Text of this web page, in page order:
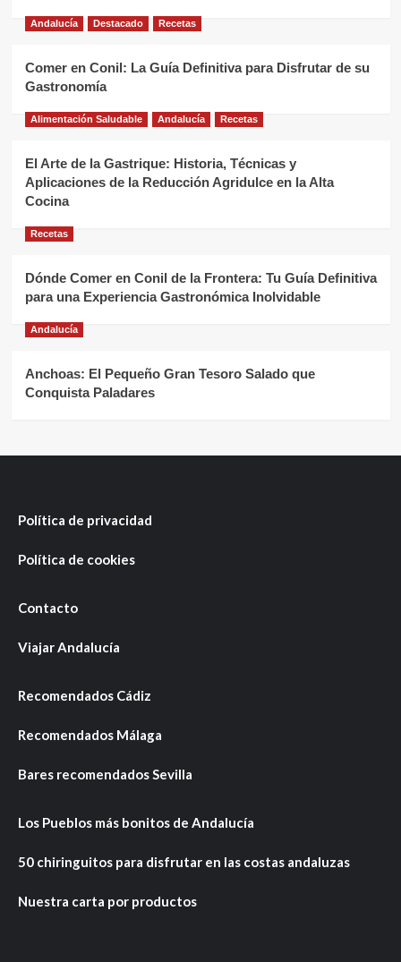
Andalucía Destacado Recetas
Comer en Conil: La Guía Definitiva para Disfrutar de su
Gastronomía
Alimentación Saludable Andalucía Recetas
El Arte de la Gastrique: Historia, Técnicas y
Aplicaciones de la Reducción Agridulce en la Alta
Cocina
Recetas
Dónde Comer en Conil de la Frontera: Tu Guía Definitiva
para una Experiencia Gastronómica Inolvidable
Andalucía
Anchoas: El Pequeño Gran Tesoro Salado que
Conquista Paladares
Política de privacidad
Política de cookies
Contacto
Viajar Andalucía
Recomendados Cádiz
Recomendados Málaga
Bares recomendados Sevilla
Los Pueblos más bonitos de Andalucía
50 chiringuitos para disfrutar en las costas andaluzas
Nuestra carta por productos